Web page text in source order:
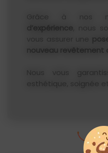
Grâce à nos
d’expérience
nouveau revêtement
Nous vous